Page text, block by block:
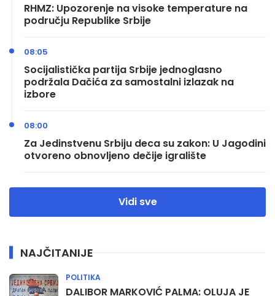
RHMZ: Upozorenje na visoke temperature na
području Republike Srbije
Socijalistička partija Srbije jednoglasno
podržala Dačića za samostalni izlazak na
izbore
08:05
Za Jedinstvenu Srbiju deca su zakon: U Jagodini
otvoreno obnovljeno dečije igralište
08:00
Vidi sve
NAJČITANIJE
DALIBOR MARKOVIĆ PALMA: OLUJA JE
POLITIKA